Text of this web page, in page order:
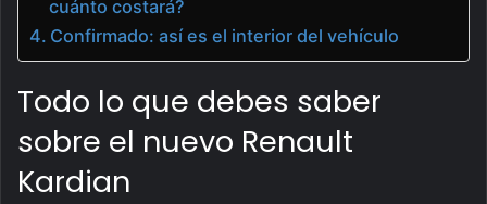
cuánto costará?
Confirmado: así es el interior del vehículo
Todo lo que debes saber
sobre el nuevo Renault
Kardian